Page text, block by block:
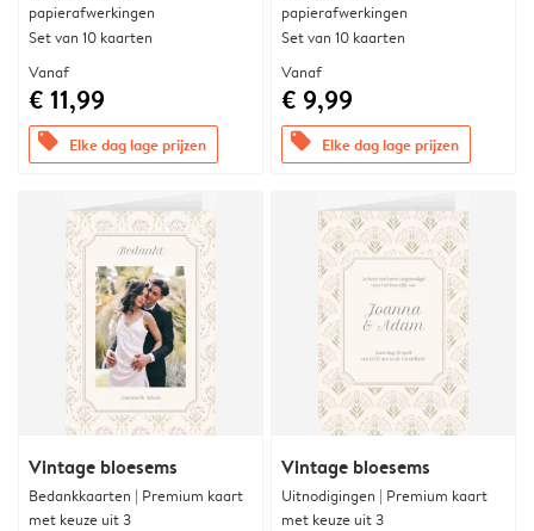
papierafwerkingen
Set van 10 kaarten
Vanaf
€ 11,99
offers Elke dag lage prijzen
papierafwerkingen
Set van 10 kaarten
Vanaf
€ 9,99
offers Elke dag lage prijzen
Vintage bloesems
Bedankkaarten | Premium kaart
met keuze uit 3
Vintage bloesems
Uitnodigingen | Premium kaart
met keuze uit 3